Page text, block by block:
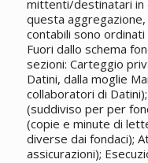
mittenti/destinatari in
questa
contabili sono
Fuori dallo schema
sezioni: Carteggio
Datini, dalla moglie
collaboratori di
(suddiviso per per
(copie e minute di
diverse dai fondaci);
assicurazioni);